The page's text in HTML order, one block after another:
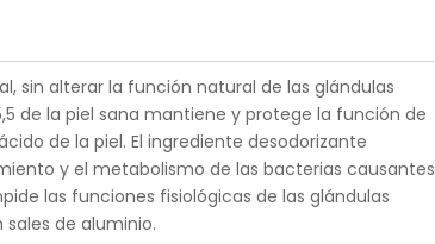
sin alterar la función natural de las glándulas
de la piel sana mantiene y protege la función de
de la piel. El ingrediente desodorizante
y el metabolismo de las bacterias causantes
las funciones fisiológicas de las glándulas
sales de aluminio.